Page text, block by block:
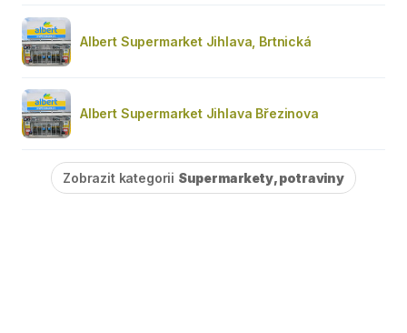
Albert Supermarket Jihlava, Brtnická
Albert Supermarket Jihlava Březinova
Zobrazit kategorii Supermarkety, potraviny